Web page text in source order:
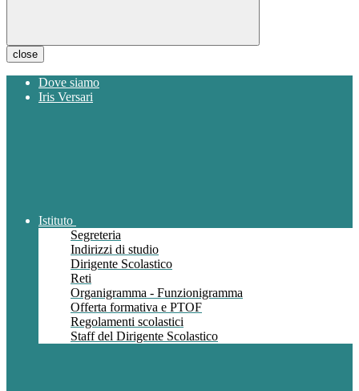
close
Dove siamo
Iris Versari
Istituto
Segreteria
Indirizzi di studio
Dirigente Scolastico
Reti
Organigramma - Funzionigramma
Offerta formativa e PTOF
Regolamenti scolastici
Staff del Dirigente Scolastico